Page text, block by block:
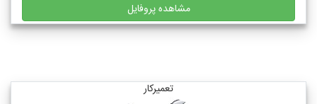
مشاهده پروفایل
تعمیرکار